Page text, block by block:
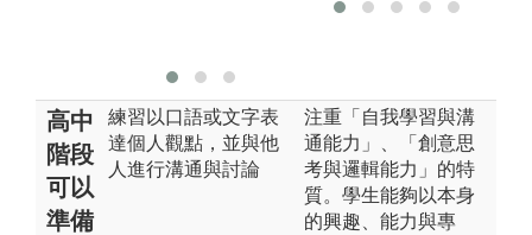
高中
階段
可以
準備
練習以口語或文字表
達個人觀點，並與他
人進行溝通與討論
注重「自我學習與溝
通能力」、「創意思
考與邏輯能力」的特
質。學生能夠以本身
的興趣、能力與專